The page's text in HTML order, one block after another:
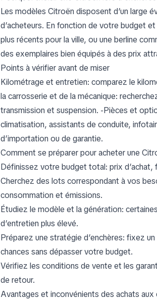
Les modèles Citroën disposent d’un large
d’acheteurs. En fonction de votre budget
plus récents pour la ville, ou une berline
des exemplaires bien équipés à des prix
Points à vérifier avant de miser
Kilométrage et entretien: comparez le
la carrosserie et de la mécanique:
transmission et suspension. -Pièces et
climatisation, assistants de conduite,
d’importation ou de garantie.
Comment se préparer pour acheter une
Définissez votre budget total: prix d’achat,
Cherchez des lots correspondant à vos
consommation et émissions.
Étudiez le modèle et la génération:
d’entretien plus élevé.
Préparez une stratégie d’enchères: fixez
chances sans dépasser votre budget.
Vérifiez les conditions de vente et les
de retour.
Avantages et inconvénients des achats aux